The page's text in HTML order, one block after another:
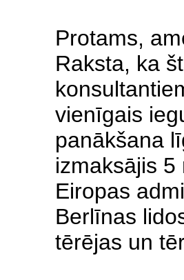
Protams,
Raksta, ka
vienīgais
panākšana
izmaksājis
Eiropas
Berlīnas
tērējas un